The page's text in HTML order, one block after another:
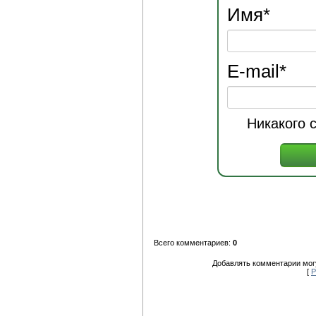
Имя*
E-mail*
Никакого
Всего комментариев: 0
Добавлять комментарии
[